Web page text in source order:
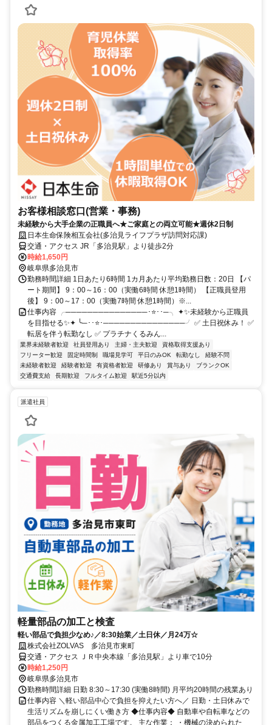
お客様相談窓口(営業・事務)
未経験から大手企業の正職員へ★ご家庭との両立可能★週休2日制
日本生命保険相互会社(多治見ライフプラザ訪問対応課)
交通・アクセス JR「多治見駅」より徒歩2分
時給1,650円
岐阜県多治見市
勤務時間詳細 1日あたり6時間 1カ月あたり平均勤務日数：20日 【パ
ート期間】 9：00～16：00（実働6時間 休憩1時間） 【正職員登用
後】 9：00～17：00（実働7時間 休憩1時間）※...
仕事内容 ╭───────────────･⭐･･─╮ ✦✨未経験から正職員
を目指せる✨✦ ╰─･･⭐･───────────────╯ ✅ 土日祝休み！ ✅
転居を伴う転勤なし ✅ プラチナくるみん...
業界未経験者歓迎 社員登用あり 主婦・主夫歓迎
資格取得支援あり
フリーター歓迎
固定時間制 職場見学可 平日のみOK 転勤なし
経験不問
未経験者歓迎
経験者歓迎 有資格者歓迎 研修あり 賞与あり
ブランクOK
交通費支給
長期歓迎 フルタイム歓迎 駅近5分以内
派遣社員
軽量部品の加工と検査
軽い部品で負担少なめ♪／8:30始業／土日休／月24万☆
株式会社ZOLVAS 多治見市東町
交通・アクセス ＪＲ中央本線「多治見駅」より車で10分
時給1,250円
岐阜県多治見市
勤務時間詳細 日勤 8:30～17:30 (実働8時間) 月平均20時間の残業あり
仕事内容 ＼軽い部品中心で負担を抑えたい方へ／ 日勤・土日休みで
生活リズムを崩しにくい働き方 ◆仕事内容◆ 自動車や自転車などの
部品をつくる金属加工工場です。 主な作業： ・機械の決められた